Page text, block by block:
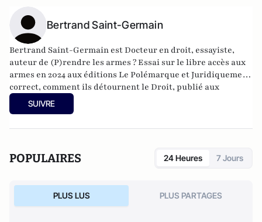
Bertrand Saint-Germain
Bertrand Saint-Germain est Docteur en droit, essayiste,
auteur de (P)rendre les armes ? Essai sur le libre accès aux
armes en 2024 aux éditions Le Polémarque etJuridiquement
correct, comment ils détournent le Droit, publié aux
éditions La Nouvelle Librairie (2023) ainsi que
République des juges contre la Nation: Et comment en
SUIVRE
POPULAIRES 24 Heures 7 Jours
PLUS LUS PLUS PARTAGES